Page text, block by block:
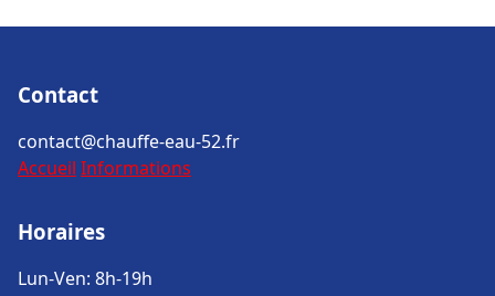
Contact
contact@chauffe-eau-52.fr
Accueil Informations
Horaires
Lun-Ven: 8h-19h